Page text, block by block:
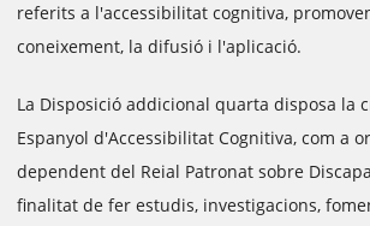
referits a l'accessibilitat cognitiva,
coneixement, la difusió i l'aplicació.
La Disposició addicional quarta disposa la
Espanyol d'Accessibilitat Cognitiva, com a
dependent del Reial Patronat sobre
finalitat de fer estudis, investigacions,